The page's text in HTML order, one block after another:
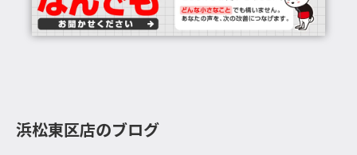
浜松東区店のブログ